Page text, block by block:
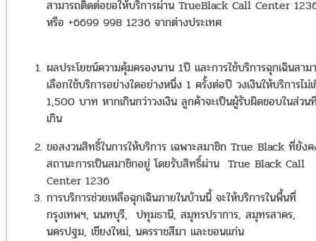
สามารถติดต่อขอให้บริการผ่าน TrueBlack Call Center
หรือ +6699 998 1236 จากต่างประเทศ
ผลประโยชน์ความคุ้มครองนาน 1ปี และการใช้บริการฉุกเฉินสาม
เลือกใช้บริการอย่างใดอย่างหนึ่ง 1 ครั้งต่อปี วงเงินให้บริการไม่
1,500 บาท หากเกินกว่าวงเงิน ลูกค้าจะเป็นผู้รับผิดชอบในส่วน
เกิน
ขอสงวนสิทธิ์ในการให้บริการ เฉพาะสมาชิก True Black ที่ยัง
สถานะการเป็นสมาชิกอยู่ โดยรับสิทธิ์ผ่าน True Black Call
Center 1236
การบริการช่วยเหลือฉุกเฉินภายในบ้านนี้ จะให้บริการในพื้นที่
กรุงเทพฯ, นนทบุรี, ปทุมธานี, สมุทรปราการ, สมุทรสาคร,
นครปฐม, เชียงใหม่, นครราชสีมา และขอนแก่น